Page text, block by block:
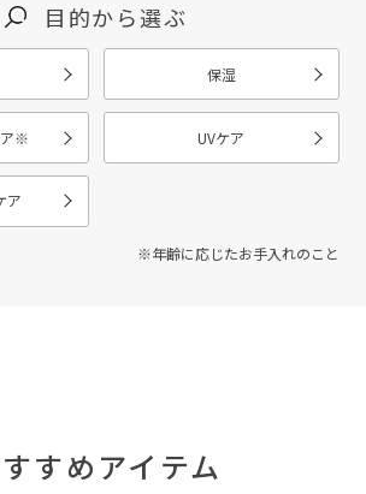
目的から選ぶ
保湿
※ UVケア
ア
※年齢に応じたお手入れのこと
すめアイテム